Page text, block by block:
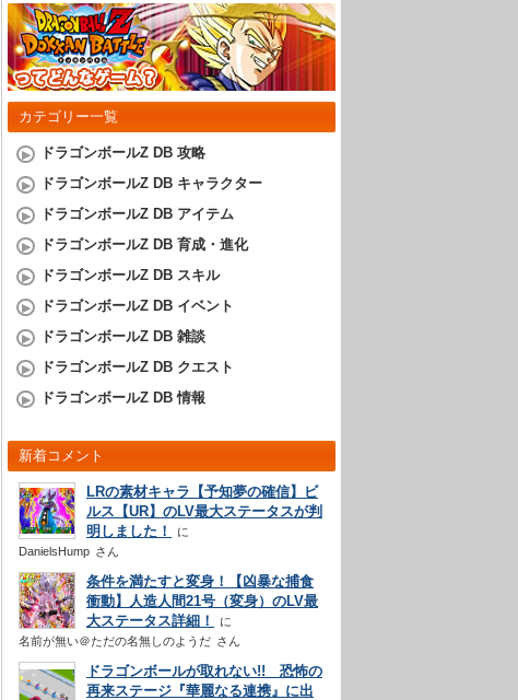
カテゴリー一覧
ドラゴンボールZ DB 攻略
ドラゴンボールZ DB キャラクター
ドラゴンボールZ DB アイテム
ドラゴンボールZ DB 育成・進化
ドラゴンボールZ DB スキル
ドラゴンボールZ DB イベント
ドラゴンボールZ DB 雑談
ドラゴンボールZ DB クエスト
ドラゴンボールZ DB 情報
新着コメント
LRの素材キャラ【予知夢の確信】ビ
ルス【UR】のLV最大ステータスが判
明しました！
DanielsHump さん
条件を満たすと変身！【凶暴な捕食
衝動】人造人間21号（変身）のLV最
大ステータス詳細！
名前が無い＠ただの名無しのようだ さん
ドラゴンボールが取れない!! 恐怖の
再来ステージ『華麗なる連携』に出